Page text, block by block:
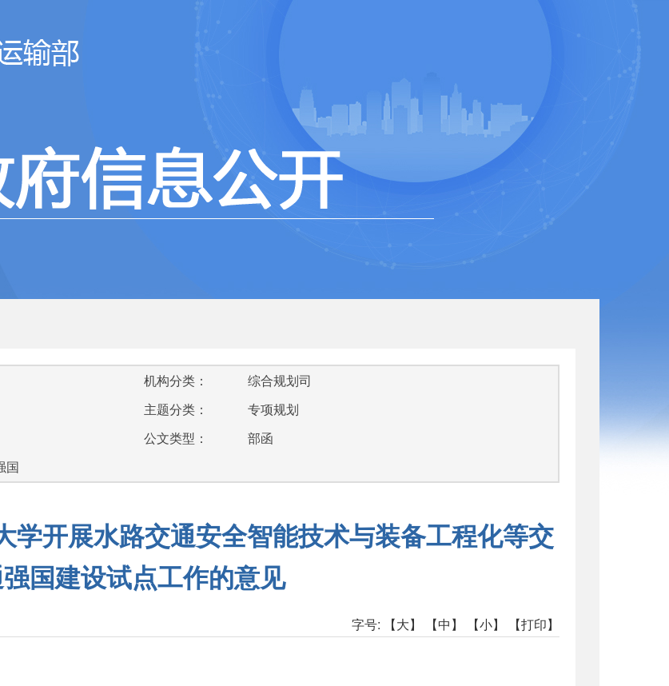
国
机构分类：
综合规划司
主题分类：
专项规划
公文类型：
部函
学开展水路交通安全智能技术与装备工程化等交
国建设试点工作的意见
字号: 【大】 【中】 【小】 【打印】